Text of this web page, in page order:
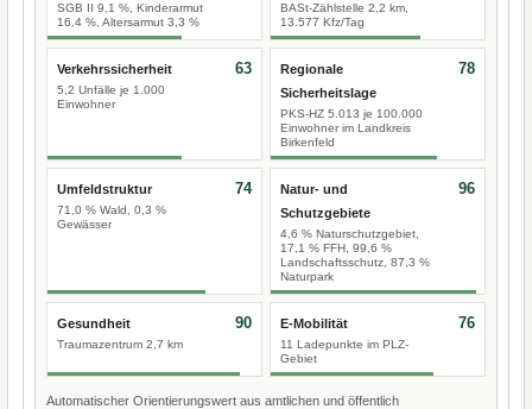
SGB II 9,1 %, Kinderarmut
16,4 %, Altersarmut 3,3 %
BASt-Zählstelle 2,2 km,
13.577 Kfz/Tag
Verkehrssicherheit
5,2 Unfälle je 1.000
Einwohner
63
Regionale
Sicherheitslage
PKS-HZ 5.013 je 100.000
Einwohner im Landkreis
Birkenfeld
78
Umfeldstruktur
71,0 % Wald, 0,3 %
Gewässer
74
Natur- und
Schutzgebiete
4,6 % Naturschutzgebiet,
17,1 % FFH, 99,6 %
Landschaftsschutz, 87,3 %
Naturpark
96
Gesundheit
Traumazentrum 2,7 km
90 E-Mobilität
11 Ladepunkte im PLZ-
Gebiet
76
Automatischer Orientierungswert aus amtlichen und öffentlich